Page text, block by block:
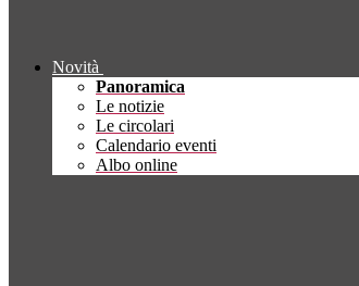
Novità
Panoramica
Le notizie
Le circolari
Calendario eventi
Albo online